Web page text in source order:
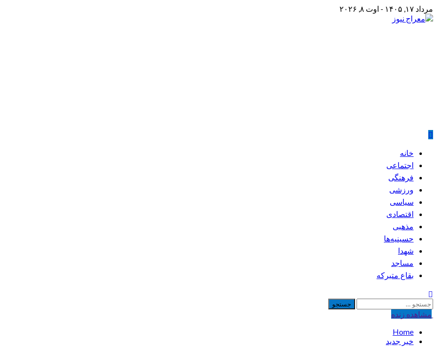
Skip
to
content
مرداد ۱۷, ۱۴۰۵ - اوت ۸, ۲۰۲۶
Primaryخانه
اجتماعی
فرهنگی
ورزشی
سیاسی
اقتصادی
مذهبی
حسینیه‌ها
شهدا
مساجد
بقاع متبرکه
جستجو
برای:
مشاهده‌ زنده
Home
خبر جدید